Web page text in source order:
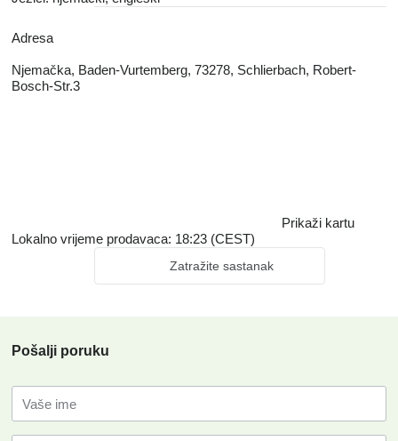
Adresa
Njemačka, Baden-Vurtemberg, 73278, Schlierbach, Robert-
Bosch-Str.3
Prikaži kartu
Lokalno vrijeme prodavaca: 18:23 (CEST)
Zatražite sastanak
Pošalji poruku